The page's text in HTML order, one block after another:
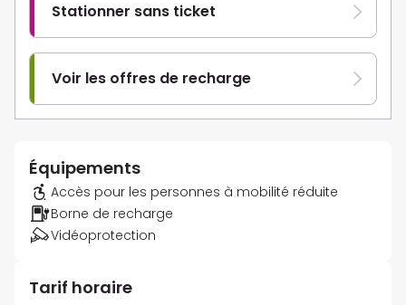
Stationner sans ticket
Voir les offres de recharge
Équipements
Accès pour les personnes à mobilité réduite
Borne de recharge
Vidéoprotection
Tarif horaire